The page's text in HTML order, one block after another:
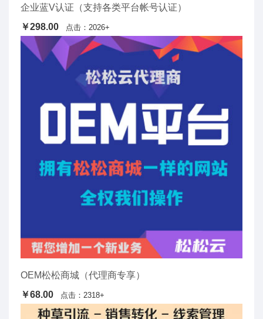
企业蓝V认证（支持各类平台帐号认证）
￥298.00
点击：2026+
OEM松松商城（代理商专享）
￥68.00
点击：2318+